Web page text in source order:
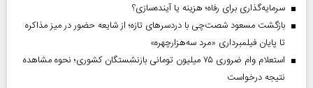
سرمایه‌گذاری برای رفاه؛ هزینه یا آینده‌سازی؟
بازگشت مسعود شصت‌چی با دردسر‌های تازه؛ از شایعه حضور در میز مذاکره
تا پایان فیلمبرداری «مرد سه‌هزارچهره»
استعلام وام ضروری ۷۵ میلیون تومانی بازنشستگان کشوری؛ نحوه مشاهده
نتیجه درخواست